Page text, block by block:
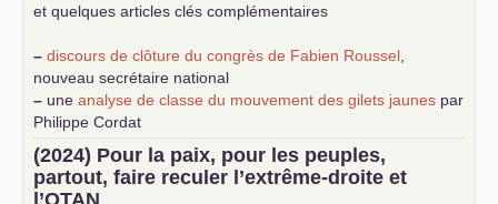
et quelques articles clés complémentaires
– discours de clôture du congrès de Fabien Roussel
nouveau secrétaire national
– une analyse de classe du mouvement des gilets jaunes par
Philippe Cordat
–
un texte de Jean-Claude Delaunay
le marxisme est la
science sociale de notre temps
–un appel proposé aux partis communistes et ouvrier
(2024) Pour la paix, pour les peuples,
partout, faire reculer l’extrême-droite et
l’OTAN